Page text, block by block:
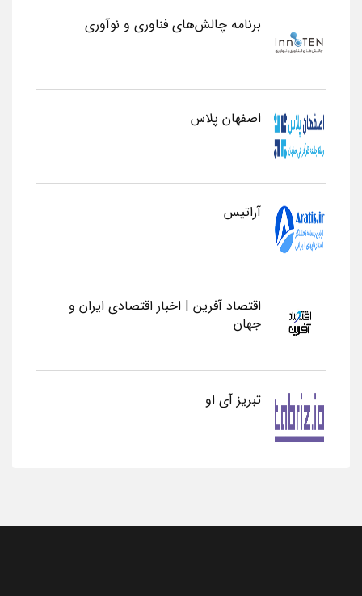
برنامه چالش‌های فناوری و نوآوری
اصفهان پلاس
آراتیس
اقتصاد آفرین | اخبار اقتصادی ایران و
جهان
تبریز آی او